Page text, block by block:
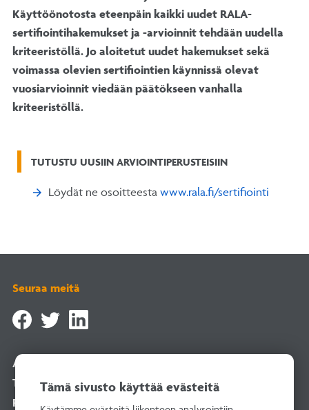
Käyttöönotosta eteenpäin kaikki uudet RALA-
sertifiointihakemukset ja -arvioinnit tehdään uudella
kriteeristöllä. Jo aloitetut uudet hakemukset sekä
voimassa olevien sertifiointien käynnissä olevat
vuosiarvioinnit viedään päätökseen vanhalla
kriteeristöllä.
TUTUSTU UUSIIN ARVIOINTIPERUSTEISIIN
Löydät ne osoitteestawww.rala.fi/sertifiointi
Seuraa meitä
Asiointipalvelu
Tilaa uutiskirje
Rekisteriselosteet
Tämä sivusto käyttää evästeitä